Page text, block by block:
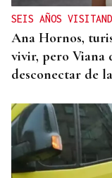
SEIS AÑOS
Ana Hornos,
vivir, pero Viana
desconectar de